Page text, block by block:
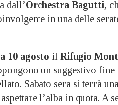
dall’Orchestra Bagutti,
in una delle
10 agosto il Rifugio
un suggestivo fine
Sabato sera si terrà una
l’alba in quota. A